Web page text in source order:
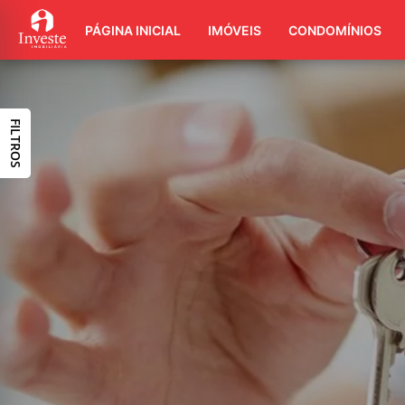
PÁGINA INICIAL IMÓVEIS CONDOMÍNIOS
FILTROS